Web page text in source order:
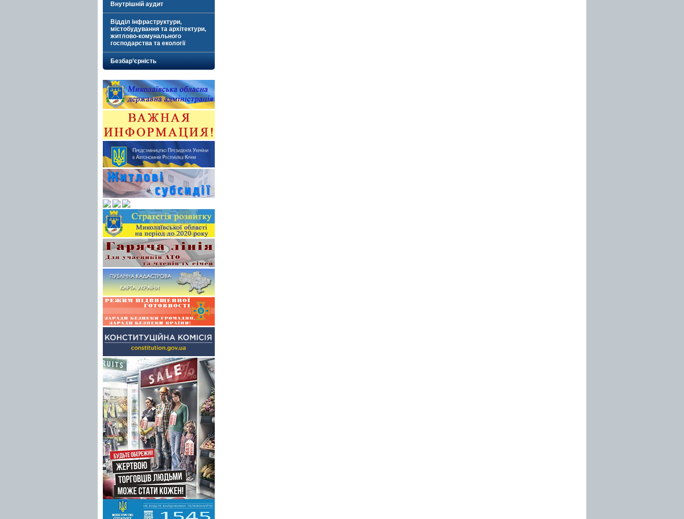
Внутрішній аудит
Відділ інфраструктури,
містобудування та архітектури,
житлово-комунального
господарства та екології
Безбар’єрність